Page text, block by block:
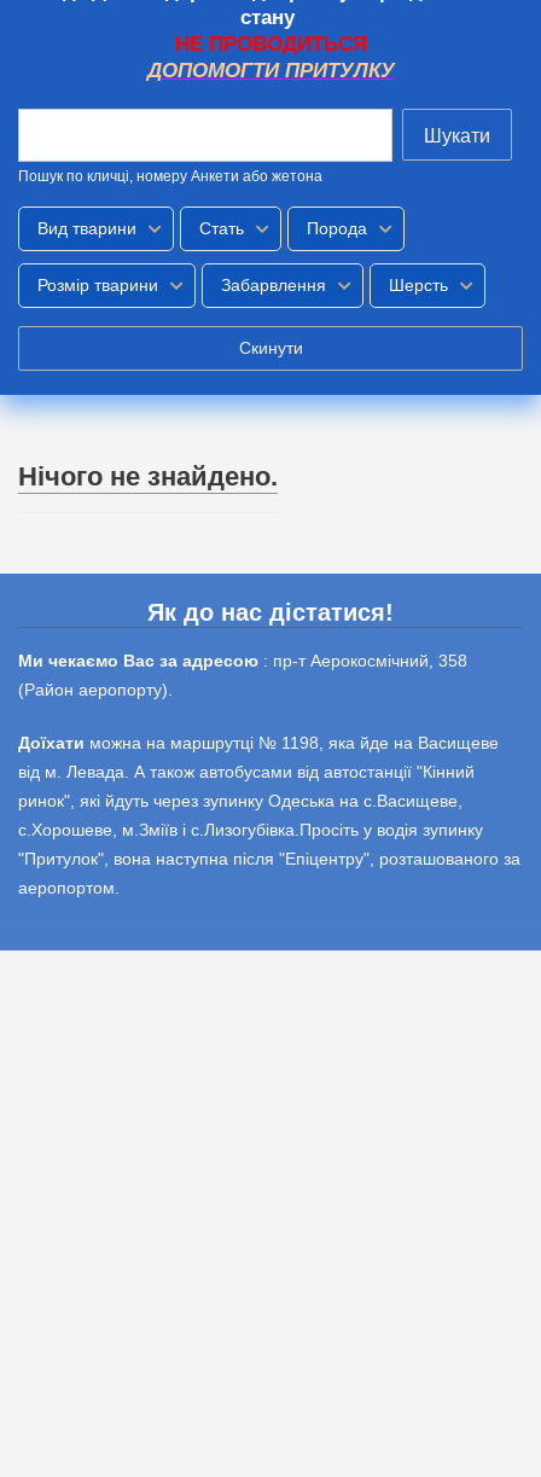
стану
НЕ ПРОВОДИТЬСЯ
ДОПОМОГТИ ПРИТУЛКУ
Пошук по кличці, номеру Анкети або жетона
Шукати
Вид тварини Стать Порода
Розмір тварини Забарвлення Шерсть
Скинути
Нічого не знайдено.
Як до нас дістатися!
Ми чекаємо Вас за адресою : пр-т Аерокосмічний, 358
(Район аеропорту).
Доїхати можна на маршрутці № 1198, яка йде на Васищеве
від м. Левада. А також автобусами від автостанції "Кінний
ринок", які йдуть через зупинку Одеська на с.Васищеве,
с.Хорошеве, м.Зміїв і с.Лизогубівка.Просіть у водія зупинку
"Притулок", вона наступна після "Епіцентру", розташованого за
аеропортом.